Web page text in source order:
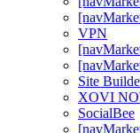
VPN
Site
XOVI
SocialBee